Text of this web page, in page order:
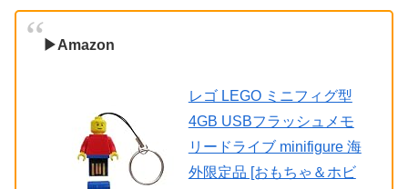
▶Amazon
レゴ LEGO ミニフィグ型
4GB USBフラッシュメモ
リードライブ minifigure 海
外限定品 [おもちゃ＆ホビ